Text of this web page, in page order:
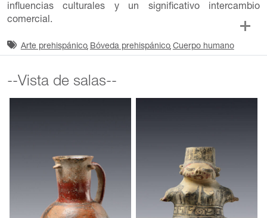
influencias culturales y un significativo intercambio
comercial.
Arte prehispánico Bóveda prehispánico Cuerpo humano
--Vista de salas--